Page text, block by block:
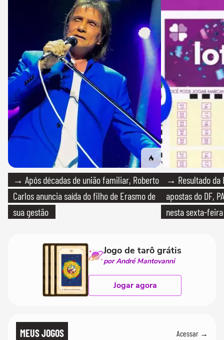
→ Após décadas de união familiar, Roberto
Carlos anuncia saída do filho de Erasmo de
sua gestão
→ Resultado da
apostas do DF,
nesta sexta-feira
Jogo de tarô grátis
por André Mantovanni
Jogar agora
MEUS JOGOS Acessar →